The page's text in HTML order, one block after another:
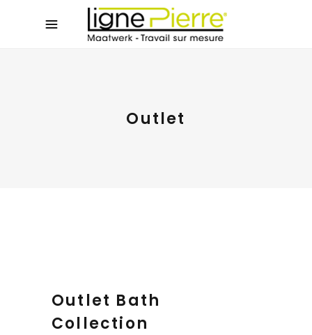
Outlet
Outlet Bath
Collection